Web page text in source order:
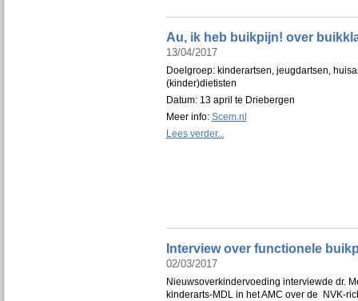
Au, ik heb buikpijn! over
13/04/2017
Doelgroep: kinderartsen, jeugdartsen,
(kinder)dietisten
Datum: 13 april te Driebergen
Meer info: Scem.nl
Lees verder...
Interview over functionele
02/03/2017
Nieuwsoverkindervoeding interviewde dr.
kinderarts-MDL in het AMC over de NVK-